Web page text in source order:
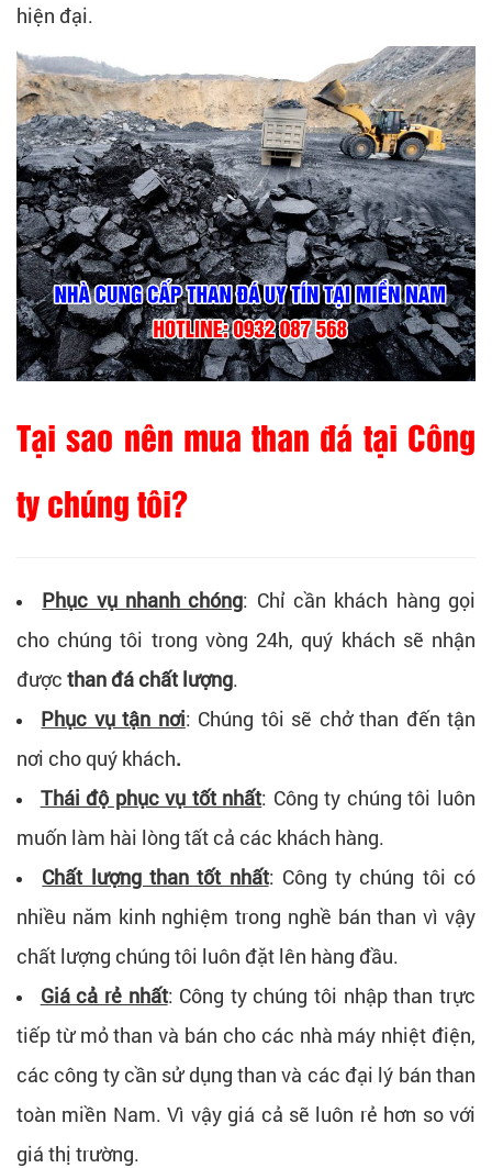
hiện đại.
Tại sao nên mua than đá tại Công
ty chúng tôi?
Phục vụ nhanh chóng: Chỉ cần khách hàng gọi
cho chúng tôi trong vòng 24h, quý khách sẽ nhận
được than đá chất lượng.
Phục vụ tận nơi: Chúng tôi sẽ chở than đến tận
nơi cho quý khách.
Thái độ phục vụ tốt nhất: Công ty chúng tôi luôn
muốn làm hài lòng tất cả các khách hàng.
Chất lượng than tốt nhất: Công ty chúng tôi có
nhiều năm kinh nghiệm trong nghề bán than vì vậy
chất lượng chúng tôi luôn đặt lên hàng đầu.
Giá cả rẻ nhất: Công ty chúng tôi nhập than trực
tiếp từ mỏ than và bán cho các nhà máy nhiệt điện,
các công ty cần sử dụng than và các đại lý bán than
toàn miền Nam. Vì vậy giá cả sẽ luôn rẻ hơn so với
giá thị trường.